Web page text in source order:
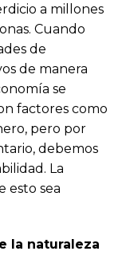
a millones
Cuando
de
de manera
se
factores como
pero por
debemos
La
esto sea
la naturaleza